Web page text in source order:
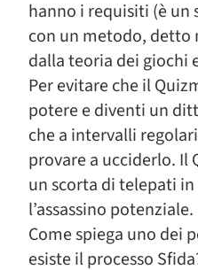
hanno i requisiti (è un
con un metodo, detto
dalla teoria dei giochi
Per evitare che il
potere e diventi un
che a intervalli
provare a ucciderlo. Il
un scorta di telepati
l’assassino potenziale.
Come spiega uno dei
esiste il processo